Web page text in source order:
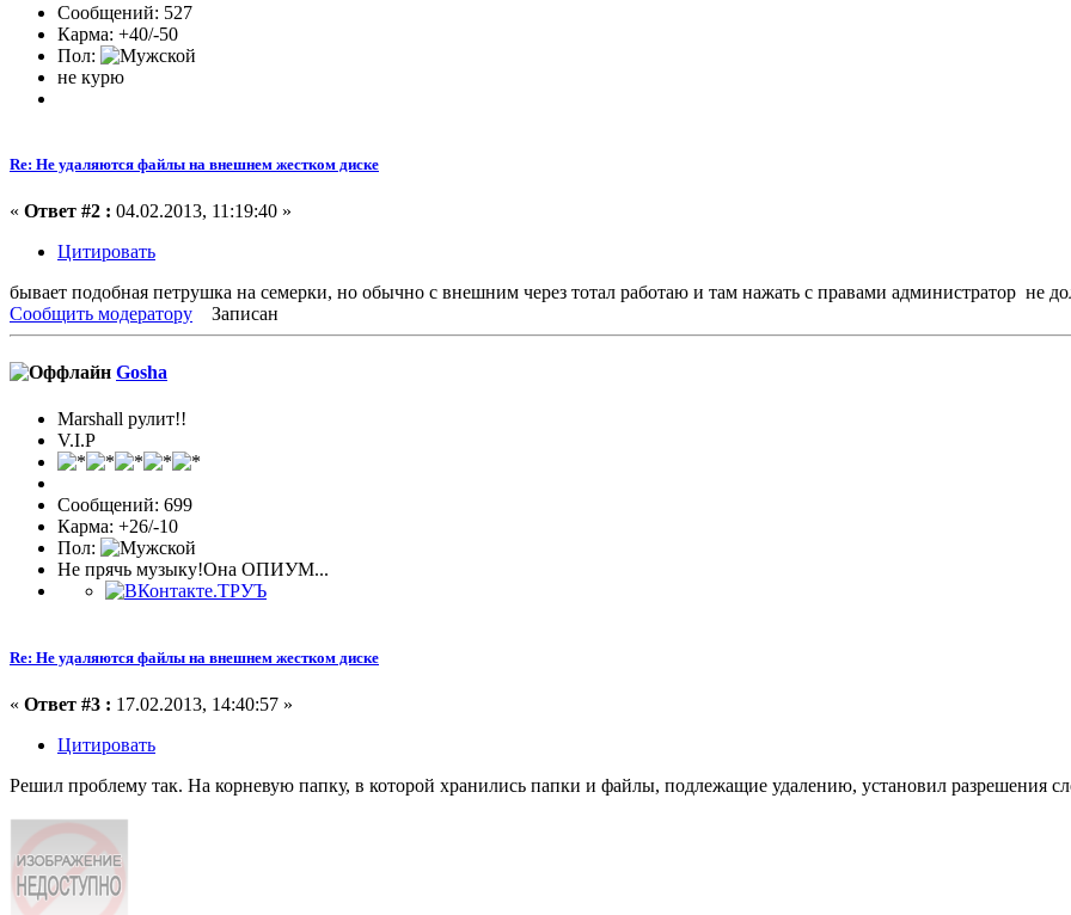
Сообщений: 527
Карма: +40/-50
Пол:
не курю
Re: Не удаляются файлы на внешнем жестком диске
« Ответ #2 : 04.02.2013, 11:19:40 »
Цитировать
бывает подобная петрушка на семерки, но обычно с внешним через тотал работаю и там нажать с правами администратор не
Сообщить модератору
Записан
Gosha
Marshall рулит!!
V.I.P
Сообщений: 699
Карма: +26/-10
Пол:
Не прячь музыку!Она ОПИУМ...
Re: Не удаляются файлы на внешнем жестком диске
« Ответ #3 : 17.02.2013, 14:40:57 »
Цитировать
Решил проблему так. На корневую папку, в которой хранились папки и файлы, подлежащие удалению, установил разрешения